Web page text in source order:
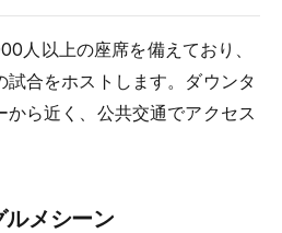
人以上の座席を備えており、
合をホストします。ダウンタ
から近く、公共交通でアクセス
ルメシーン